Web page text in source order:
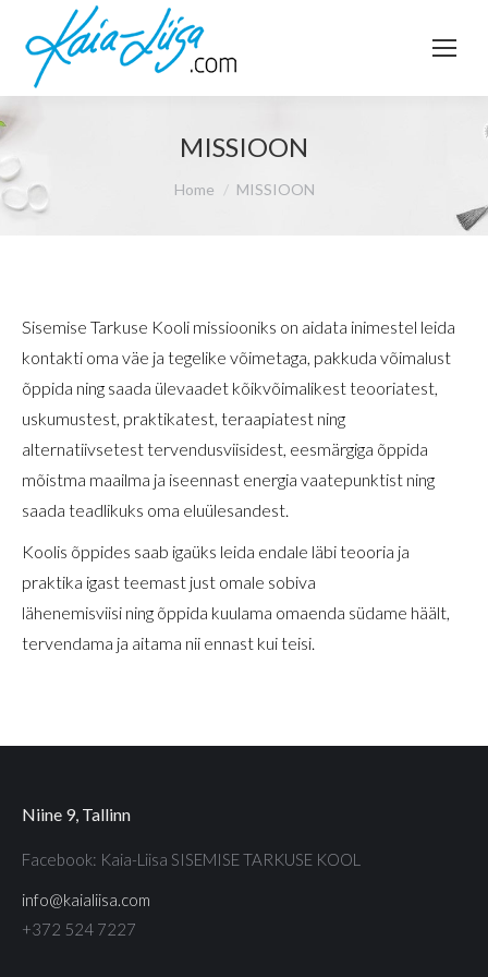
MISSIOON
You are here:
Home MISSIOON
Sisemise Tarkuse Kooli missiooniks on aidata inimestel leida
kontakti oma väe ja tegelike võimetaga, pakkuda võimalust
õppida ning saada ülevaadet kõikvõimalikest teooriatest,
uskumustest, praktikatest, teraapiatest ning
alternatiivsetest tervendusviisidest, eesmärgiga õppida
mõistma maailma ja iseennast energia vaatepunktist ning
saada teadlikuks oma eluülesandest.
Koolis õppides saab igaüks leida endale läbi teooria ja
praktika igast teemast just omale sobiva
lähenemisviisi ning õppida kuulama omaenda südame häält,
tervendama ja aitama nii ennast kui teisi.
Niine 9, Tallinn
Facebook: Kaia-Liisa SISEMISE TARKUSE KOOL
info@kaialiisa.com
+372 524 7227